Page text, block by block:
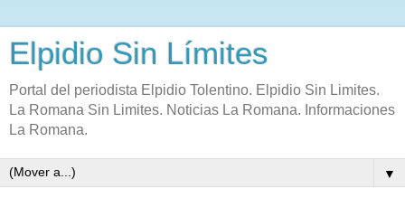
Elpidio Sin Límites
Portal del periodista Elpidio Tolentino. Elpidio Sin Limites.
La Romana Sin Limites. Noticias La Romana. Informaciones
La Romana.
▼